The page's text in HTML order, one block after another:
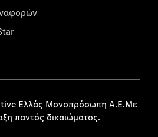
Ελλάς Μονοπρόσωπη Α.Ε.Με
παντός δικαιώματος.